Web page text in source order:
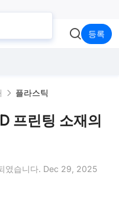
등록
플라스틱
프린팅 소재의
였습니다. Dec 29, 2025